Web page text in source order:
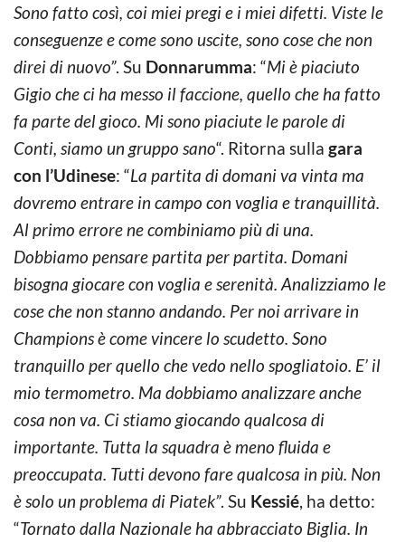
Sono fatto così, coi miei pregi e i miei difetti. Viste le
conseguenze e come sono uscite, sono cose che non
direi di nuovo”. Su Donnarumma: “Mi è piaciuto
Gigio che ci ha messo il faccione, quello che ha fatto
fa parte del gioco. Mi sono piaciute le parole di
Conti, siamo un gruppo sano“. Ritorna sulla gara
con l’Udinese: “La partita di domani va vinta ma
dovremo entrare in campo con voglia e tranquillità.
Al primo errore ne combiniamo più di una.
Dobbiamo pensare partita per partita. Domani
bisogna giocare con voglia e serenità. Analizziamo le
cose che non stanno andando. Per noi arrivare in
Champions è come vincere lo scudetto. Sono
tranquillo per quello che vedo nello spogliatoio. E’ il
mio termometro. Ma dobbiamo analizzare anche
cosa non va. Ci stiamo giocando qualcosa di
importante. Tutta la squadra è meno fluida e
preoccupata. Tutti devono fare qualcosa in più. Non
è solo un problema di Piatek”. Su Kessié, ha detto:
“Tornato dalla Nazionale ha abbracciato Biglia. In